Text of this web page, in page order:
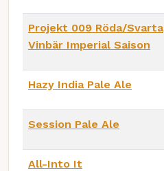
Projekt 009 Röda/Svarta
Vinbär Imperial Saison
Hazy India Pale Ale
Session Pale Ale
All-Into It